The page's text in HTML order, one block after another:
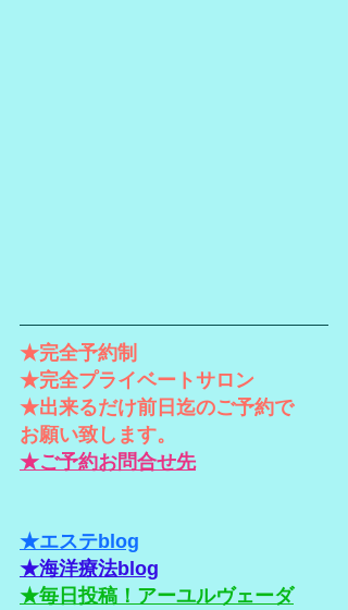
★完全予約制
★完全プライベートサロン
★出来るだけ前日迄のご予約で
お願い致します。
★ご予約お問合せ先
★エステblog
★海洋療法blog
★毎日投稿！アーユルヴェーダ